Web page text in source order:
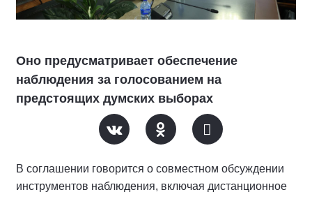
Оно предусматривает обеспечение
наблюдения за голосованием на
предстоящих думских выборах
В соглашении говорится о совместном обсуждении
инструментов наблюдения, включая дистанционное